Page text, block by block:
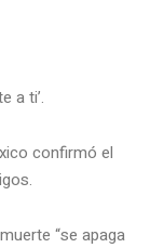
a ti’.
confirmó el
“se apaga